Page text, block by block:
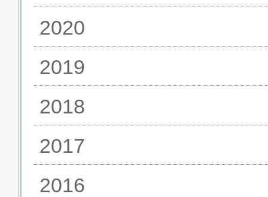
2020
2019
2018
2017
2016